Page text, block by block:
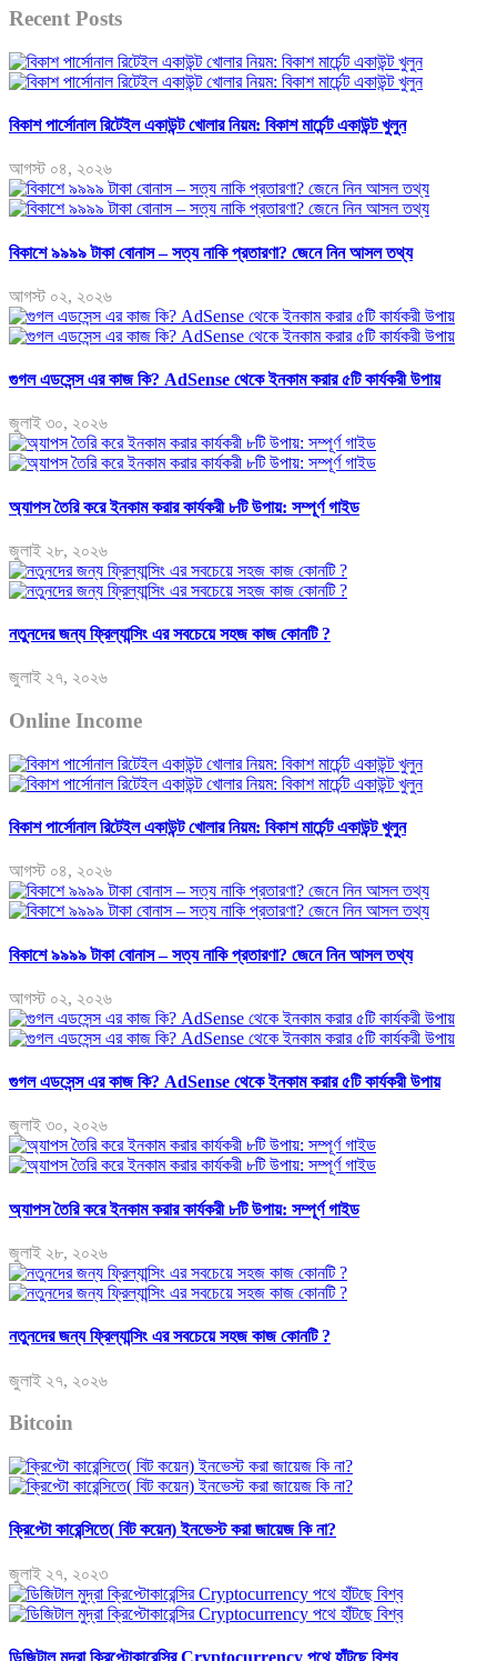
Recent Posts
বিকাশ পার্সোনাল রিটেইল একাউন্ট খোলার নিয়ম: বিকাশ মার্চেন্ট একাউন্ট খুলুন
আগস্ট ০৪, ২০২৬
বিকাশে ৯৯৯৯ টাকা বোনাস – সত্য নাকি প্রতারণা? জেনে নিন আসল তথ্য
আগস্ট ০২, ২০২৬
গুগল এডসেন্স এর কাজ কি? AdSense থেকে ইনকাম করার ৫টি কার্যকরী উপায়
জুলাই ৩০, ২০২৬
অ্যাপস তৈরি করে ইনকাম করার কার্যকরী ৮টি উপায়: সম্পূর্ণ গাইড
জুলাই ২৮, ২০২৬
নতুনদের জন্য ফ্রিল্যান্সিং এর সবচেয়ে সহজ কাজ কোনটি ?
জুলাই ২৭, ২০২৬
Online Income
বিকাশ পার্সোনাল রিটেইল একাউন্ট খোলার নিয়ম: বিকাশ মার্চেন্ট একাউন্ট খুলুন
আগস্ট ০৪, ২০২৬
বিকাশে ৯৯৯৯ টাকা বোনাস – সত্য নাকি প্রতারণা? জেনে নিন আসল তথ্য
আগস্ট ০২, ২০২৬
গুগল এডসেন্স এর কাজ কি? AdSense থেকে ইনকাম করার ৫টি কার্যকরী উপায়
জুলাই ৩০, ২০২৬
অ্যাপস তৈরি করে ইনকাম করার কার্যকরী ৮টি উপায়: সম্পূর্ণ গাইড
জুলাই ২৮, ২০২৬
নতুনদের জন্য ফ্রিল্যান্সিং এর সবচেয়ে সহজ কাজ কোনটি ?
জুলাই ২৭, ২০২৬
Bitcoin
ক্রিপ্টো কারেন্সিতে( বিট কয়েন) ইনভেস্ট করা জায়েজ কি না?
জুলাই ২৭, ২০২৩
ডিজিটাল মুদ্রা ক্রিপ্টোকারেন্সির Cryptocurrency পথে হাঁটছে বিশ্ব